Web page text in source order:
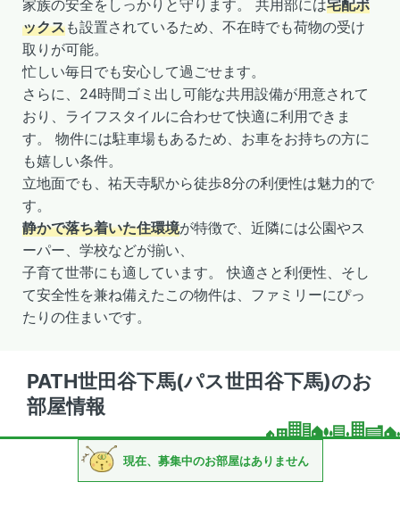
家族の安全をしっかりと守ります。 共用部には宅配ボ
ックスも設置されているため、不在時でも荷物の受け
取りが可能。
忙しい毎日でも安心して過ごせます。
さらに、24時間ゴミ出し可能な共用設備が用意されて
おり、ライフスタイルに合わせて快適に利用できま
す。 物件には駐車場もあるため、お車をお持ちの方に
も嬉しい条件。
立地面でも、祐天寺駅から徒歩8分の利便性は魅力的で
す。
静かで落ち着いた住環境が特徴で、近隣には公園やス
ーパー、学校などが揃い、
子育て世帯にも適しています。 快適さと利便性、そし
て安全性を兼ね備えたこの物件は、ファミリーにぴっ
たりの住まいです。
PATH世田谷下馬(パス世田谷下馬)のお
部屋情報
現在、募集中のお部屋はありません